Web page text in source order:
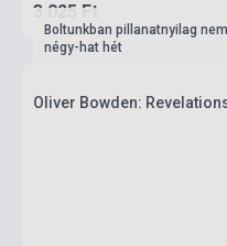
3 025 Ft
Boltunkban pillanatnyilag
négy-hat hét
Oliver Bowden: